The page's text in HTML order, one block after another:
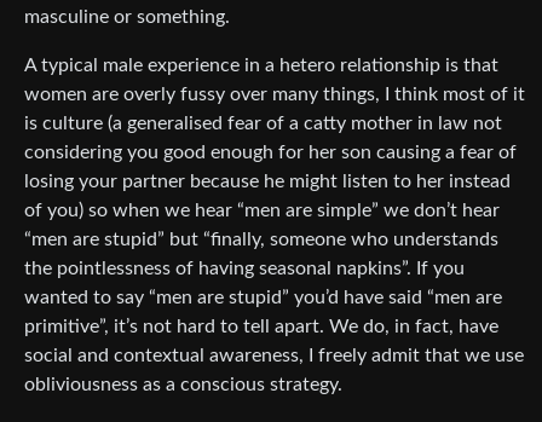
masculine or something.
A typical male experience in a hetero relationship is that
women are overly fussy over many things, I think most of it
is culture (a generalised fear of a catty mother in law not
considering you good enough for her son causing a fear of
losing your partner because he might listen to her instead
of you) so when we hear “men are simple” we don’t hear
“men are stupid” but “finally, someone who understands
the pointlessness of having seasonal napkins”. If you
wanted to say “men are stupid” you’d have said “men are
primitive”, it’s not hard to tell apart. We do, in fact, have
social and contextual awareness, I freely admit that we use
obliviousness as a conscious strategy.